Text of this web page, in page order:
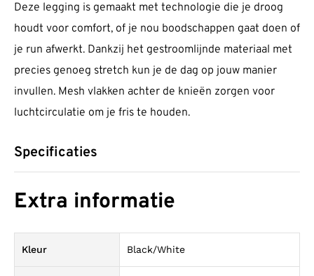
Deze legging is gemaakt met technologie die je droog
houdt voor comfort, of je nou boodschappen gaat doen of
je run afwerkt. Dankzij het gestroomlijnde materiaal met
precies genoeg stretch kun je de dag op jouw manier
invullen. Mesh vlakken achter de knieën zorgen voor
luchtcirculatie om je fris te houden.
Specificaties
Extra informatie
Kleur Black/White